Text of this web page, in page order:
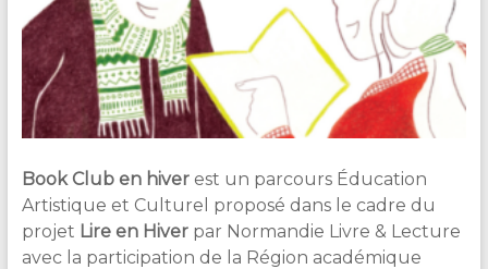
Book Club en hiverest un parcours Éducation
Artistique et Culturel proposé dans le cadre du
projet Lire en Hiverpar Normandie Livre & Lecture
avec la participation de la Région académique